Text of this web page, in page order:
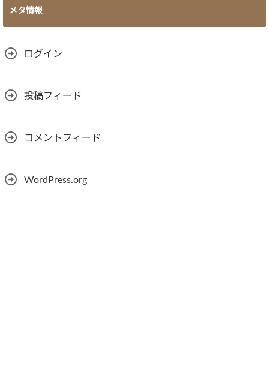
メタ情報
ログイン
投稿フィード
コメントフィード
WordPress.org